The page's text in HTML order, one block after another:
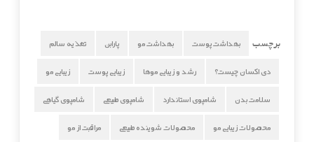
برچسب بهداشت پوست بهداشت مو پارابن تغذیه سالم
دی اکسان چیست؟ رشد و زیبایی موها زیبایی پوست زیبایی مو
سلامت بدن شامپوی استاندارد شامپوی طبیعی شامپوی گیاهی
محصولات زیبایی مو محصولات شوینده طبیعی مراقبت از مو